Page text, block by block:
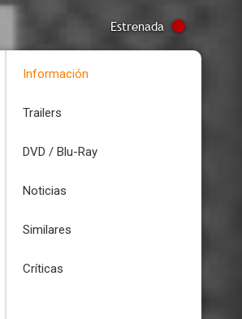
Estrenada
Información
Trailers
DVD / Blu-Ray
Noticias
Similares
Críticas